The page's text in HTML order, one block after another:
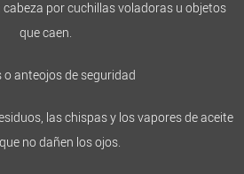
cabeza por cuchillas voladoras u objetos
que caen.
o anteojos de seguridad
las chispas y los vapores de aceite
no dañen los ojos.